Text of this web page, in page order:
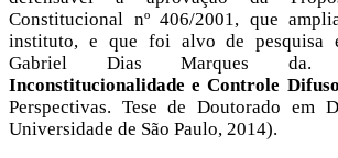
Constitucional nº 406/2001, que
instituto, e que foi alvo de pesquisa
Gabriel Dias Marques
Inconstitucionalidade e Controle Difuso
Perspectivas. Tese de Doutorado em
Universidade de São Paulo, 2014).